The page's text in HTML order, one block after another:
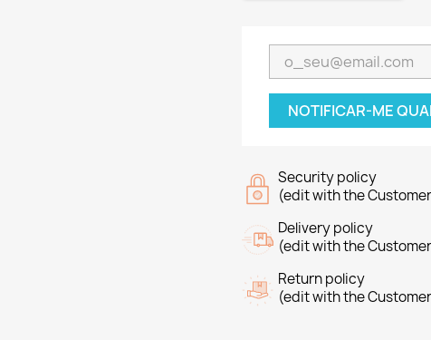
NOTIFICAR-ME
Security policy
(edit with the
Delivery policy
(edit with the
Return policy
(edit with the